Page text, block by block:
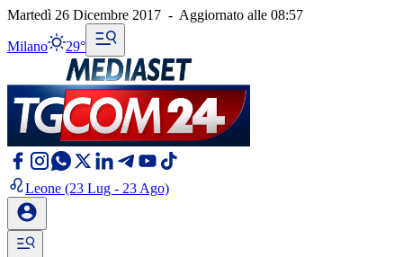
Martedì 26 Dicembre 2017 - Aggiornato alle 08:57
Milano 29°
Leone (23 Lug - 23 Ago)